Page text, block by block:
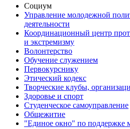
Социум
Управление молодежной
деятельности
Координационный центр
и экстремизму
Волонтерство
Обучение служением
Первокурснику
Этический кодекс
Творческие клубы,
Здоровье и спорт
Студенческое самоуправление
Общежитие
"Единое окно" по поддержке